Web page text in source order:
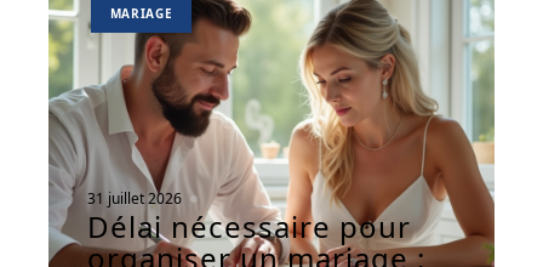
MARIAGE
31 juillet 2026
Délai nécessaire pour
organiser un mariage :